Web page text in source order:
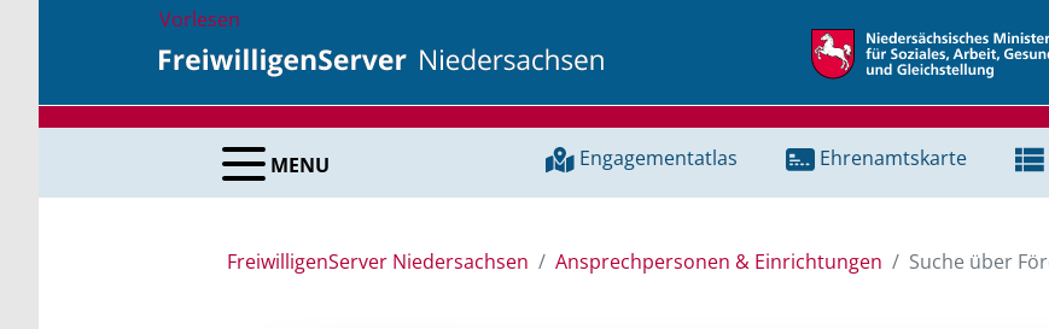
Vorlesen
MENU Engagementatlas Ehrenamtskarte
FreiwilligenServer Niedersachsen Ansprechpersonen & Einrichtungen Suche über